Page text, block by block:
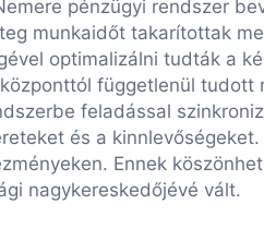
pénzügyi rendszer
munkaidőt takarítottak
optimalizálni tudták a
függetlenül tudott
feladással
és a
Ennek
nagykereskedőjévé vált.